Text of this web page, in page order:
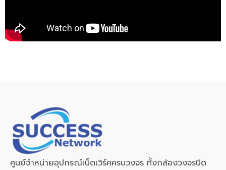
ศูนย์จำหน่ายอุปกรณ์เน็ตเวิร์คครบวงจร ทั้งกล้องวงจรปิด